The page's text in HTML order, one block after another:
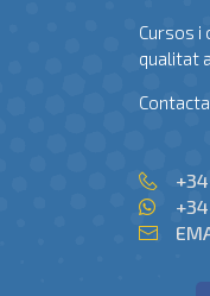
Cursos i
qualitat